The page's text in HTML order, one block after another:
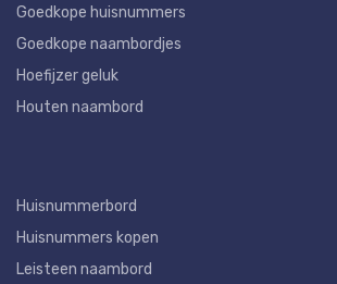
Goedkope huisnummers
Goedkope naambordjes
Hoefijzer geluk
Houten naambord
Huisnummerbord
Huisnummers kopen
Leisteen naambord